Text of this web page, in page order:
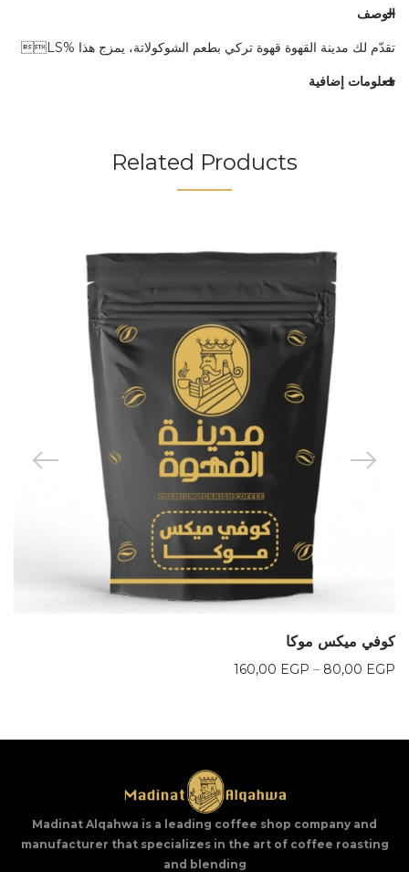
الوصف
تقدّم لك مدينة القهوة قهوة تركي بطعم الشوكولاتة، يمزج هذا %LS
معلومات إضافية
Related Products
كوفي ميكس موكا
80,00 EGP
–
160,00 EGP
نطاق
خلال
Madinat Alqahwa is a leading coffee shop company and
manufacturer that specializes in the art of coffee roasting
and blending